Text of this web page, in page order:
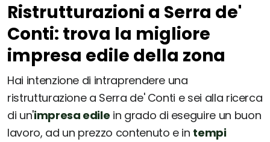
Ristrutturazioni a Serra de'
Conti: trova la migliore
impresa edile della zona
Hai intenzione di intraprendere una
ristrutturazione a Serra de' Conti e sei alla ricerca
di un'impresa edile in grado di eseguire un buon
lavoro, ad un prezzo contenuto e in tempi